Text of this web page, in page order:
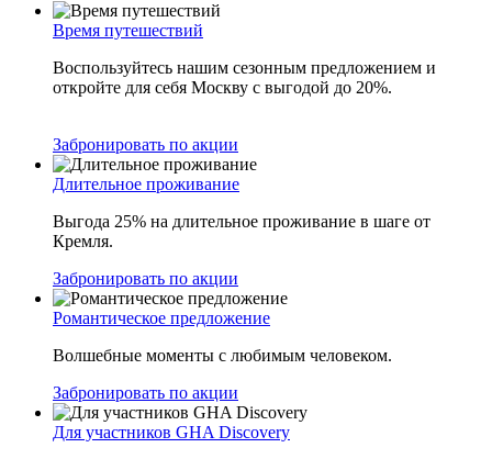
Время путешествий
Воспользуйтесь нашим сезонным предложением и
откройте для себя Москву с выгодой до 20%.
Забронировать по акции
Длительное проживание
Выгода 25% на длительное проживание в шаге от
Кремля.
Забронировать по акции
Романтическое предложение
Волшебные моменты с любимым человеком.
Забронировать по акции
Для участников GHA Discovery